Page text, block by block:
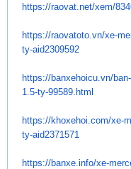
https://raovat.net/xem/
https://raovatoto.vn/xe-
ty-aid2309592
https://banxehoicu.vn/
1.5-ty-99589.html
https://khoxehoi.com/xe-
ty-aid2371571
https://banxe.info/xe-